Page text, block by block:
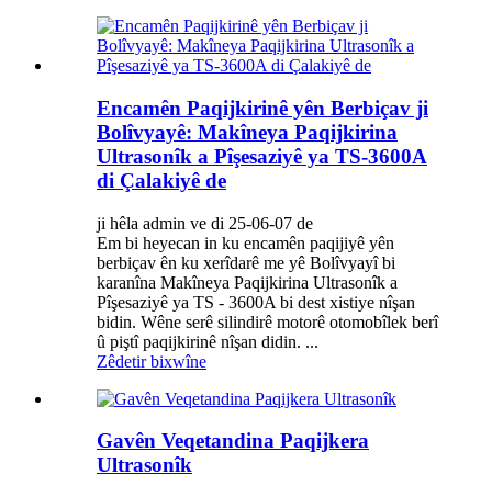
Encamên Paqijkirinê yên Berbiçav ji
Bolîvyayê: Makîneya Paqijkirina
Ultrasonîk a Pîşesaziyê ya TS-3600A
di Çalakiyê de
ji hêla admin ve di 25-06-07 de
Em bi heyecan in ku encamên paqijiyê yên
berbiçav ên ku xerîdarê me yê Bolîvyayî bi
karanîna Makîneya Paqijkirina Ultrasonîk a
Pîşesaziyê ya TS - 3600A bi dest xistiye nîşan
bidin. Wêne serê silindirê motorê otomobîlek berî
û piştî paqijkirinê nîşan didin. ...
Zêdetir bixwîne
Gavên Veqetandina Paqijkera
Ultrasonîk